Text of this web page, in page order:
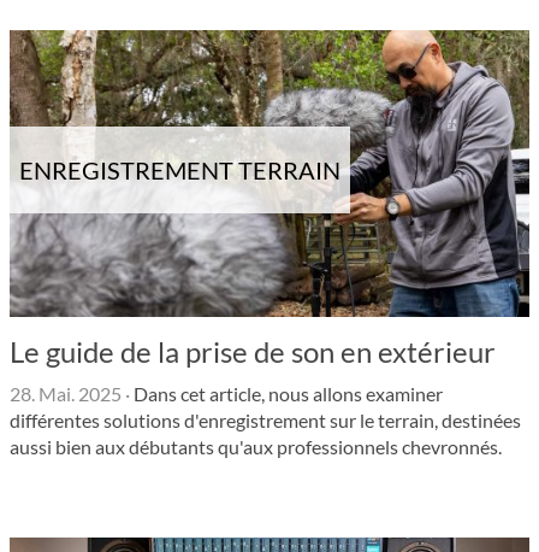
ENREGISTREMENT TERRAIN
Le guide de la prise de son en extérieur
28. Mai. 2025 · Dans cet article, nous allons examiner
différentes solutions d'enregistrement sur le terrain, destinées
aussi bien aux débutants qu'aux professionnels chevronnés.